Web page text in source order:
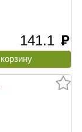
141.1 руб